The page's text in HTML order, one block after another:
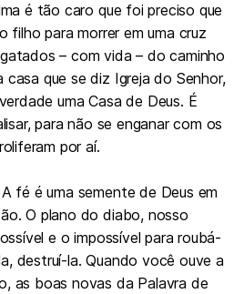
é tão caro que foi preciso que
filho para morrer em uma cruz
– com vida – do caminho
que se diz Igreja do Senhor,
uma Casa de Deus. É
para não se enganar com os
por aí.
fé é uma semente de Deus em
O plano do diabo, nosso
e o impossível para roubá-
destruí-la. Quando você ouve a
as boas novas da Palavra de